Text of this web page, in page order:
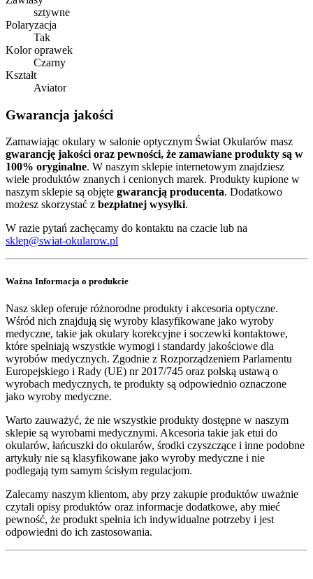
sztywne
Polaryzacja
Tak
Kolor oprawek
Czarny
Kształt
Aviator
Gwarancja jakości
Zamawiając okulary w salonie optycznym Świat Okularów masz
gwarancję jakości oraz pewności, że zamawiane produkty są w
100% oryginalne. W naszym sklepie internetowym znajdziesz
wiele produktów znanych i cenionych marek. Produkty kupione w
naszym sklepie są objęte gwarancją producenta. Dodatkowo
możesz skorzystać z bezpłatnej wysyłki.
W razie pytań zachęcamy do kontaktu na czacie lub na
sklep@swiat-okularow.pl
Ważna Informacja o produkcie
Nasz sklep oferuje różnorodne produkty i akcesoria optyczne.
Wśród nich znajdują się wyroby klasyfikowane jako wyroby
medyczne, takie jak okulary korekcyjne i soczewki kontaktowe,
które spełniają wszystkie wymogi i standardy jakościowe dla
wyrobów medycznych. Zgodnie z Rozporządzeniem Parlamentu
Europejskiego i Rady (UE) nr 2017/745 oraz polską ustawą o
wyrobach medycznych, te produkty są odpowiednio oznaczone
jako wyroby medyczne.
Warto zauważyć, że nie wszystkie produkty dostępne w naszym
sklepie są wyrobami medycznymi. Akcesoria takie jak etui do
okularów, łańcuszki do okularów, środki czyszczące i inne podobne
artykuły nie są klasyfikowane jako wyroby medyczne i nie
podlegają tym samym ścisłym regulacjom.
Zalecamy naszym klientom, aby przy zakupie produktów uważnie
czytali opisy produktów oraz informacje dodatkowe, aby mieć
pewność, że produkt spełnia ich indywidualne potrzeby i jest
odpowiedni do ich zastosowania.